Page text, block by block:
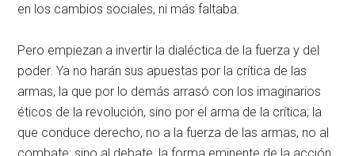
en los cambios sociales, ni más faltaba.
Pero empiezan a invertir la dialéctica de la fuerza y del
poder. Ya no harán sus apuestas por la crítica de las
armas, la que por lo demás arrasó con los imaginarios
éticos de la revolución, sino por el arma de la crítica; la
que conduce derecho, no a la fuerza de las armas, no al